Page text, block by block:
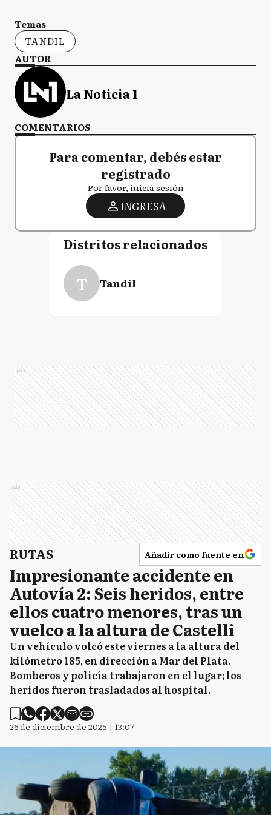
Temas
TANDIL
AUTOR
La Noticia 1
COMENTARIOS
Para comentar, debés estar
registrado
Por favor, iniciá sesión
INGRESA
Distritos relacionados
T Tandil
Ads
Ads
RUTAS Añadir como fuente en
Impresionante accidente en
Autovía 2: Seis heridos, entre
ellos cuatro menores, tras un
vuelco a la altura de Castelli
Un vehículo volcó este viernes a la altura del
kilómetro 185, en dirección a Mar del Plata.
Bomberos y policía trabajaron en el lugar; los
heridos fueron trasladados al hospital.
26 de diciembre de 2025 | 13:07